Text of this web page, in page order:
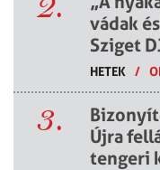
vádak
Sziget
HETEK /
3.
Újra
tengeri